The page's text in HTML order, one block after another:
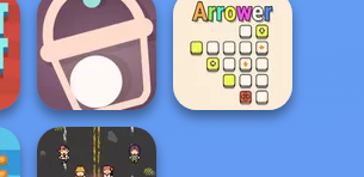
Chemistry Set
Balance
Red Rope